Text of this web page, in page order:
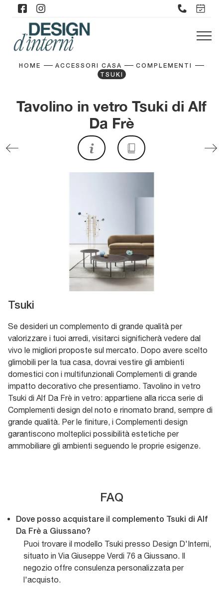
HOME ACCESSORI CASA
COMPLEMENTI
TSUKI
Tavolino in vetro Tsuki di Alf
Da Frè
Tsuki
Se desideri un complemento di grande qualità per
valorizzare i tuoi arredi, visitarci significherà vedere dal
vivo le migliori proposte sul mercato. Dopo avere scelto
glimobili per la tua casa, dovrai vestire gli ambienti
domestici con i multifunzionali Complementi di grande
impatto decorativo che presentiamo. Tavolino in vetro
Tsuki di Alf Da Frè in vetro: appartiene alla ricca serie di
Complementi design del noto e rinomato brand, sempre di
grande qualità. Per le finiture, i Complementi design
garantiscono molteplici possibilità estetiche per
ammobiliare gli ambienti seguendo le proprie esigenze.
FAQ
Dove posso acquistare il complemento Tsuki di Alf
Da Frè a Giussano?
Puoi trovare il modello Tsuki presso Design D'Interni,
situato in Via Giuseppe Verdi 76 a Giussano. Il
negozio offre consulenza personalizzata per
l'acquisto.